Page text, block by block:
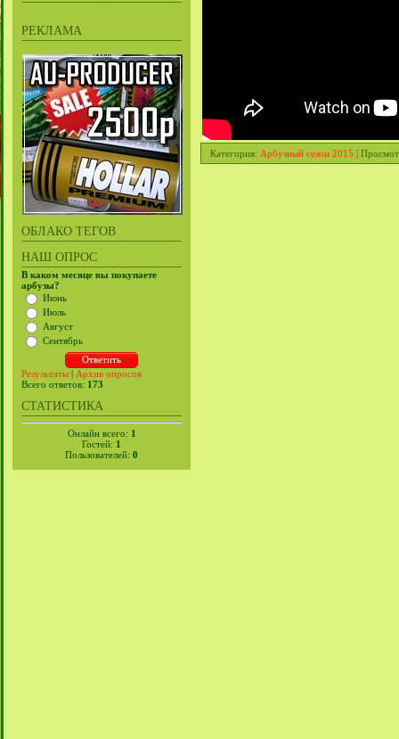
РЕКЛАМА
ОБЛАКО ТЕГОВ
НАШ ОПРОС
В каком месяце вы покупаете
арбузы?
Июнь
Июль
Август
Сентябрь
Результаты | Архив опросов
Всего ответов: 173
СТАТИСТИКА
Онлайн всего: 1
Гостей: 1
Пользователей: 0
Категория: Арбузный сезон 2015 |